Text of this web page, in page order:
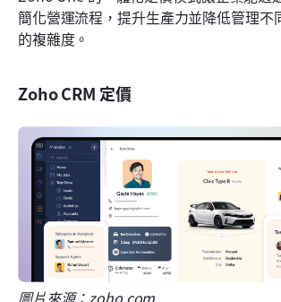
簡化營運流程，提升生產力並降低管理不
的複雜度。
Zoho CRM 定價